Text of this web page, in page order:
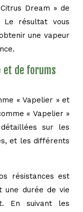
Dream » de
Le résultat vous
une vapeur
et de forums
« Vapelier » et
« Vapelier »
sur les
et les différents
résistances est
une durée de vie
En suivant les